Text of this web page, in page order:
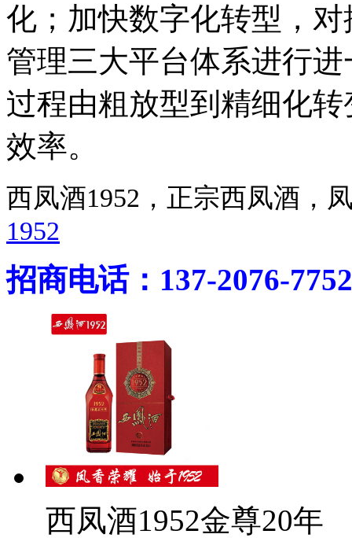
化；加快数字化转型，
管理三大平台体系进行
过程由粗放型到精细化
效率。
西凤酒1952，正宗西凤酒
1952
招商电话：137-2076-7752
西凤酒1952金尊20年